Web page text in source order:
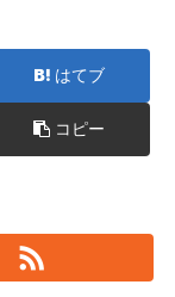
はてブ
コピー